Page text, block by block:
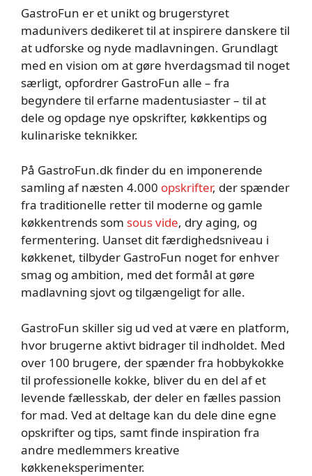
GastroFun er et unikt og brugerstyret
madunivers dedikeret til at inspirere danskere til
at udforske og nyde madlavningen. Grundlagt
med en vision om at gøre hverdagsmad til noget
særligt, opfordrer GastroFun alle – fra
begyndere til erfarne madentusiaster – til at
dele og opdage nye opskrifter, køkkentips og
kulinariske teknikker.
På GastroFun.dk finder du en imponerende
samling af næsten 4.000 opskrifter, der spænder
fra traditionelle retter til moderne og gamle
køkkentrends som sous vide, dry aging, og
fermentering. Uanset dit færdighedsniveau i
køkkenet, tilbyder GastroFun noget for enhver
smag og ambition, med det formål at gøre
madlavning sjovt og tilgængeligt for alle.
GastroFun skiller sig ud ved at være en platform,
hvor brugerne aktivt bidrager til indholdet. Med
over 100 brugere, der spænder fra hobbykokke
til professionelle kokke, bliver du en del af et
levende fællesskab, der deler en fælles passion
for mad. Ved at deltage kan du dele dine egne
opskrifter og tips, samt finde inspiration fra
andre medlemmers kreative
køkkeneksperimenter.